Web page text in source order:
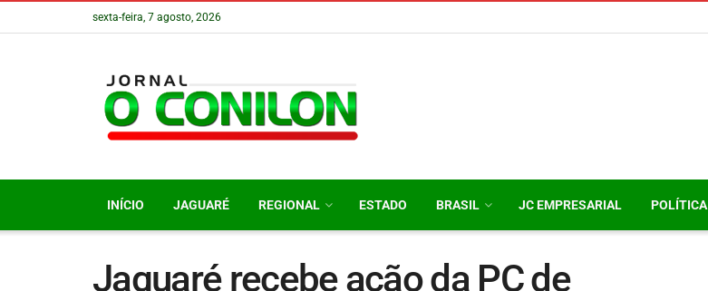
sexta-feira, 7 agosto, 2026
INÍCIO JAGUARÉ REGIONAL ESTADO BRASIL JC EMPRESARIAL POLÍTICA
Jaguaré recebe ação da PC de